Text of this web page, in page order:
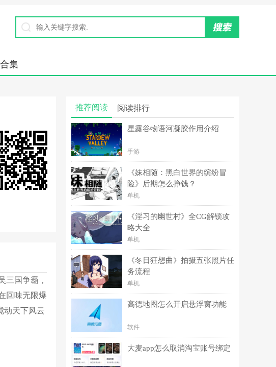
合集
三国争霸，
回味无限爆
动天下风云
推荐阅读 阅读排行
星露谷物语河凝胶作用介绍
手游
《妹相随：黑白世界的缤纷冒
险》后期怎么挣钱？
单机
《淫习的幽世村》全CG解锁攻
略大全
单机
《冬日狂想曲》拍摄五张照片任
务流程
单机
高德地图怎么开启悬浮窗功能
软件
大麦app怎么取消淘宝账号绑定